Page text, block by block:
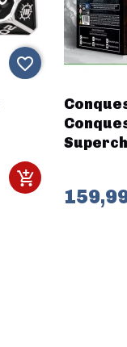
favorite_border